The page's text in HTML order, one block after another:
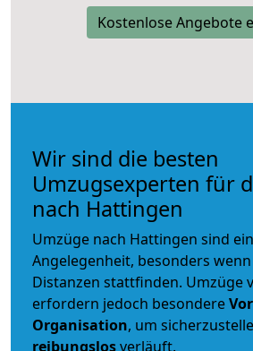
Kostenlose Angebote
Wir sind die besten
Umzugsexperten für
nach Hattingen
Umzüge nach Hattingen sind
Angelegenheit, besonders
Distanzen stattfinden. Umzüge
erfordern jedoch besondere
Organisation, um
reibungslosverläuft.